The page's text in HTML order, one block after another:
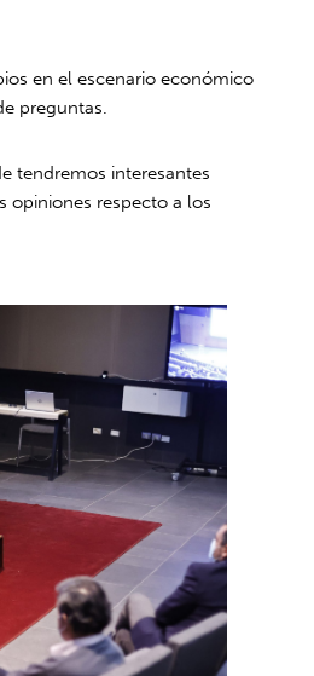
en el escenario económico
preguntas.
tendremos interesantes
opiniones respecto a los